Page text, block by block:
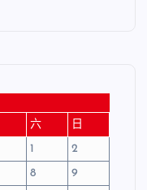
六
日
1
2
8
9